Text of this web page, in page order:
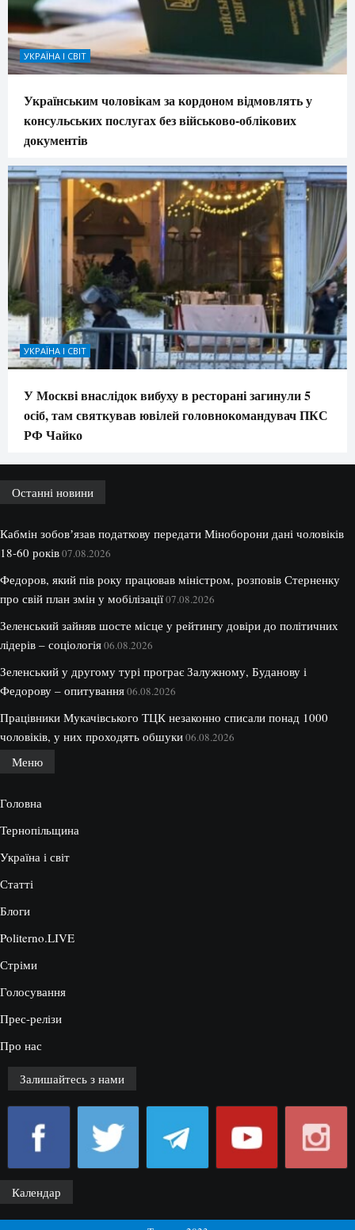
УКРАЇНА І СВІТ
Українським чоловікам за кордоном відмовлять у
консульських послугах без військово-облікових
документів
УКРАЇНА І СВІТ
У Москві внаслідок вибуху в ресторані загинули 5
осіб, там святкував ювілей головнокомандувач ПКС
РФ Чайко
Останні новини
Кабмін зобовʼязав податкову передати Міноборони дані чоловіків
18-60 років07.08.2026
Федоров, який пів року працював міністром, розповів Стерненку
про свій план змін у мобілізації07.08.2026
Зеленський зайняв шосте місце у рейтингу довіри до політичних
лідерів – соціологія06.08.2026
Зеленський у другому турі програє Залужному, Буданову і
Федорову – опитування06.08.2026
Працівники Мукачівського ТЦК незаконно списали понад 1000
чоловіків, у них проходять обшуки06.08.2026
Меню
Головна
Тернопільщина
Україна і світ
Статті
Блоги
Politerno.LIVE
Стріми
Голосування
Прес-релізи
Про нас
Залишайтесь з нами
Календар